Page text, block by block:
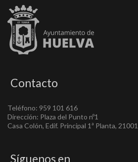
Contacto
Teléfono: 959 101 616
Dirección: Plaza del Punto nº1
Casa Colón, Edif. Principal 1ª Planta, 21001
Síguenos en